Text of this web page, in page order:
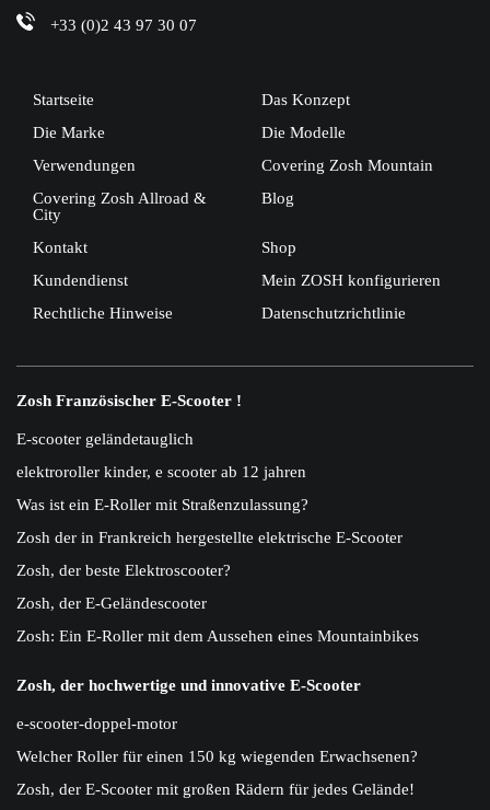
+33 (0)2 43 97 30 07
Startseite
Das Konzept
Die Marke
Die Modelle
Verwendungen
Covering Zosh Mountain
Covering Zosh Allroad &
City
Blog
Kontakt
Shop
Kundendienst
Mein ZOSH konfigurieren
Rechtliche Hinweise
Datenschutzrichtlinie
Zosh Französischer E-Scooter !
E-scooter geländetauglich
elektroroller kinder, e scooter ab 12 jahren
Was ist ein E-Roller mit Straßenzulassung?
Zosh der in Frankreich hergestellte elektrische E-Scooter
Zosh, der beste Elektroscooter?
Zosh, der E-Geländescooter
Zosh: Ein E-Roller mit dem Aussehen eines Mountainbikes
Zosh, der hochwertige und innovative E-Scooter
e-scooter-doppel-motor
Welcher Roller für einen 150 kg wiegenden Erwachsenen?
Zosh, der E-Scooter mit großen Rädern für jedes Gelände!